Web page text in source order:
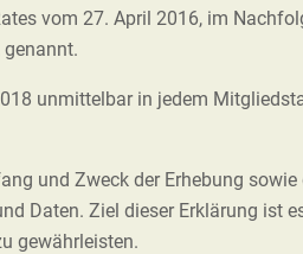
vom 27. April 2016, im
genannt.
unmittelbar in jedem
und Zweck der Erhebung sowie
Daten. Ziel dieser Erklärung ist
gewährleisten.